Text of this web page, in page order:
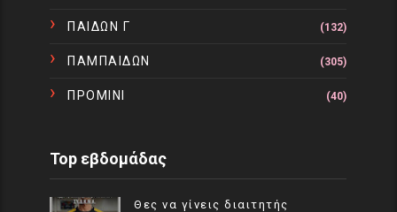
ΠΑΙΔΩΝ Γ (132)
ΠΑΜΠΑΙΔΩΝ (305)
ΠΡΟΜΙΝΙ (40)
Top εβδομάδας
Θες να γίνεις διαιτητής